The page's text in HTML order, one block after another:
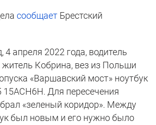
сообщает Брестский
4 апреля 2022 года, водитель
житель Кобрина, вез из Польши
«Варшавский мост» ноутбук
15АСН6Н. Для пересечения
«зеленый коридор». Между
был новым и его нужно было